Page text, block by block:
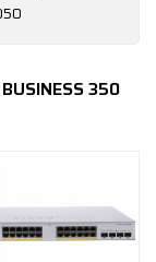
BUSINESS 350